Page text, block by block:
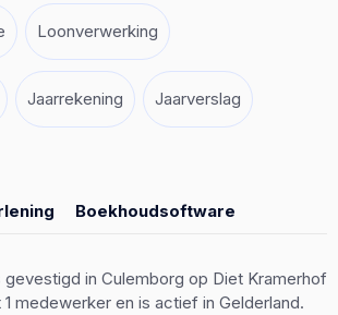
Loonverwerking
Jaarrekening Jaarverslag
Boekhoudsoftware
gevestigd in Culemborg op Diet Kramerhof
medewerker en is actief in Gelderland.